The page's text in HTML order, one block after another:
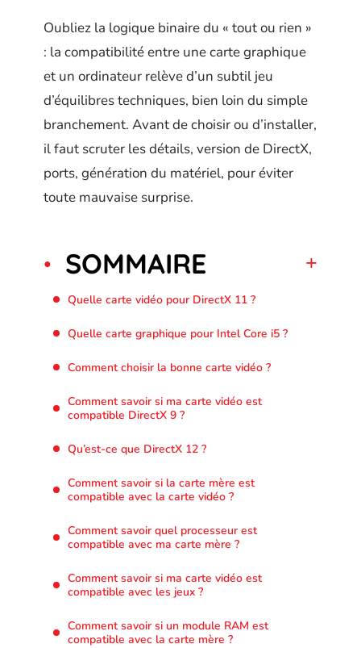
Oubliez la logique binaire du « tout ou rien »
: la compatibilité entre une carte graphique
et un ordinateur relève d’un subtil jeu
d’équilibres techniques, bien loin du simple
branchement. Avant de choisir ou d’installer,
il faut scruter les détails, version de DirectX,
ports, génération du matériel, pour éviter
toute mauvaise surprise.
SOMMAIRE
Quelle carte vidéo pour DirectX 11 ?
Quelle carte graphique pour Intel Core i5 ?
Comment choisir la bonne carte vidéo ?
Comment savoir si ma carte vidéo est
compatible DirectX 9 ?
Qu’est-ce que DirectX 12 ?
Comment savoir si la carte mère est
compatible avec la carte vidéo ?
Comment savoir quel processeur est
compatible avec ma carte mère ?
Comment savoir si ma carte vidéo est
compatible avec les jeux ?
Comment savoir si un module RAM est
compatible avec la carte mère ?